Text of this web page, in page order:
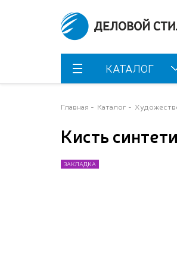
КАТАЛОГ
Главная Каталог
Кисть
ЗАКЛАДКА
ЗАКЛАДКА